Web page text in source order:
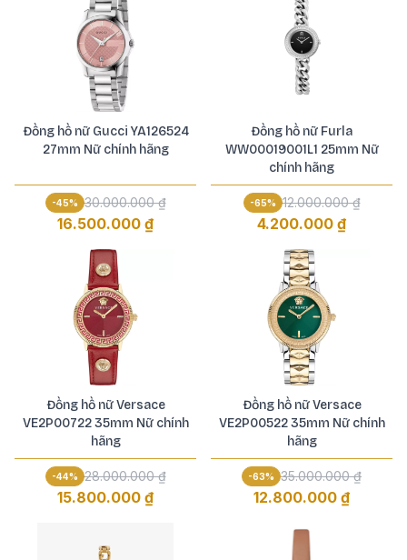
Đồng hồ nữ Gucci YA126524
27mm Nữ chính hãng
-45% 30.000.000 ₫
16.500.000 ₫
Đồng hồ nữ Furla
WW00019001L1 25mm Nữ
chính hãng
-65% 12.000.000 ₫
4.200.000 ₫
Đồng hồ nữ Versace
VE2P00722 35mm Nữ chính
hãng
-44% 28.000.000 ₫
15.800.000 ₫
Đồng hồ nữ Versace
VE2P00522 35mm Nữ chính
hãng
-63% 35.000.000 ₫
12.800.000 ₫